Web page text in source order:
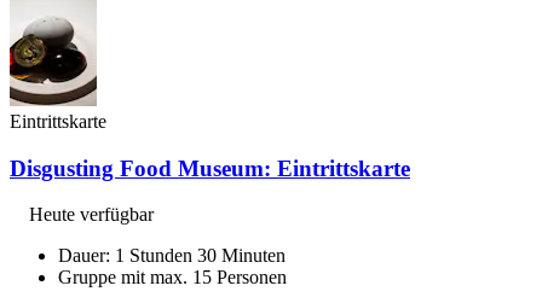
Eintrittskarte
Disgusting Food Museum: Eintrittskarte
Heute verfügbar
Dauer: 1 Stunden 30 Minuten
Gruppe mit max. 15 Personen